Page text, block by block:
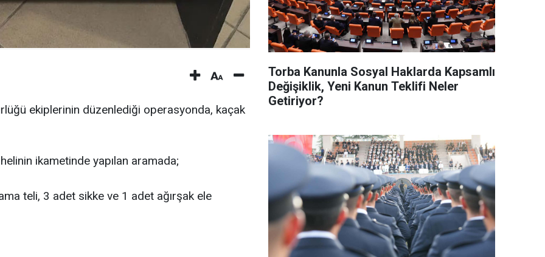
ekiplerinin düzenlediği operasyonda, kaçak
ikametinde yapılan aramada;
teli, 3 adet sikke ve 1 adet ağırşak ele
Torba Kanunla Sosyal Haklarda Kapsamlı
Değişiklik, Yeni Kanun Teklifi Neler
Getiriyor?